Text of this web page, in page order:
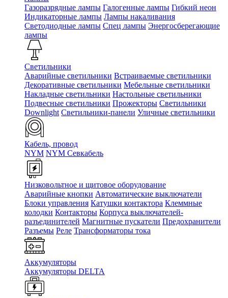
Газоразрядные лампы Галогенные лампы Гибкий неон
Индикаторные лампы Лампы накаливания
Светодиодные лампы Спец лампы Энергосберегающие
лампы
Светильники
Аварийные светильники Встраиваемые светильники
Декоративные светильники Мебельные светильники
Накладные светильники Настольные светильники
Подвесные светильники Прожекторы Светильники
Downlight Светильники-панели Уличные светильники
Кабель, провод
NYM NYM Севкабель
Низковольтное и щитовое оборудование
Аварийные кнопки Автоматические выключатели
Блоки управления Катушки контактора Клеммные
колодки Контакторы Корпуса выключателей-
разъединителей Магнитные пускатели Предохранители
Разъемы Реле Трансформаторы тока
Аккумуляторы
Аккумуляторы DELTA